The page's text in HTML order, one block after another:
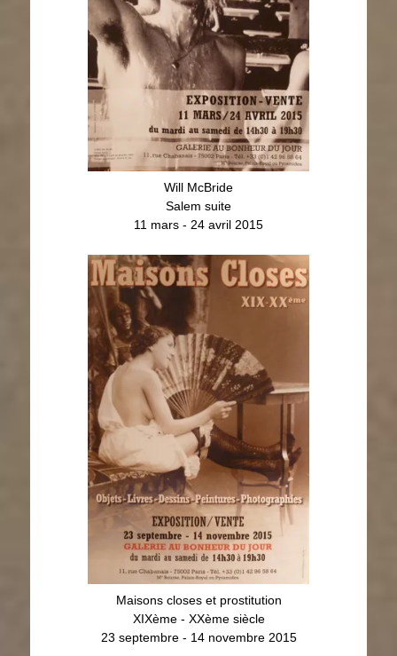
Will McBride
Salem suite
11 mars - 24 avril 2015
Maisons closes et prostitution
XIXème - XXème siècle
23 septembre - 14 novembre 2015
Maisons closes et prostitution
XIXème - XXème siècle
23 septembre - 14 novembre 2015